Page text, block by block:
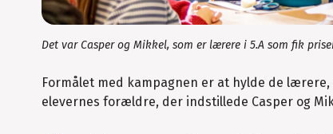
Det var Casper og Mikkel, som er lærere i 5.A som fik
Formålet med kampagnen er at hylde de
elevernes forældre, der indstillede Casper og